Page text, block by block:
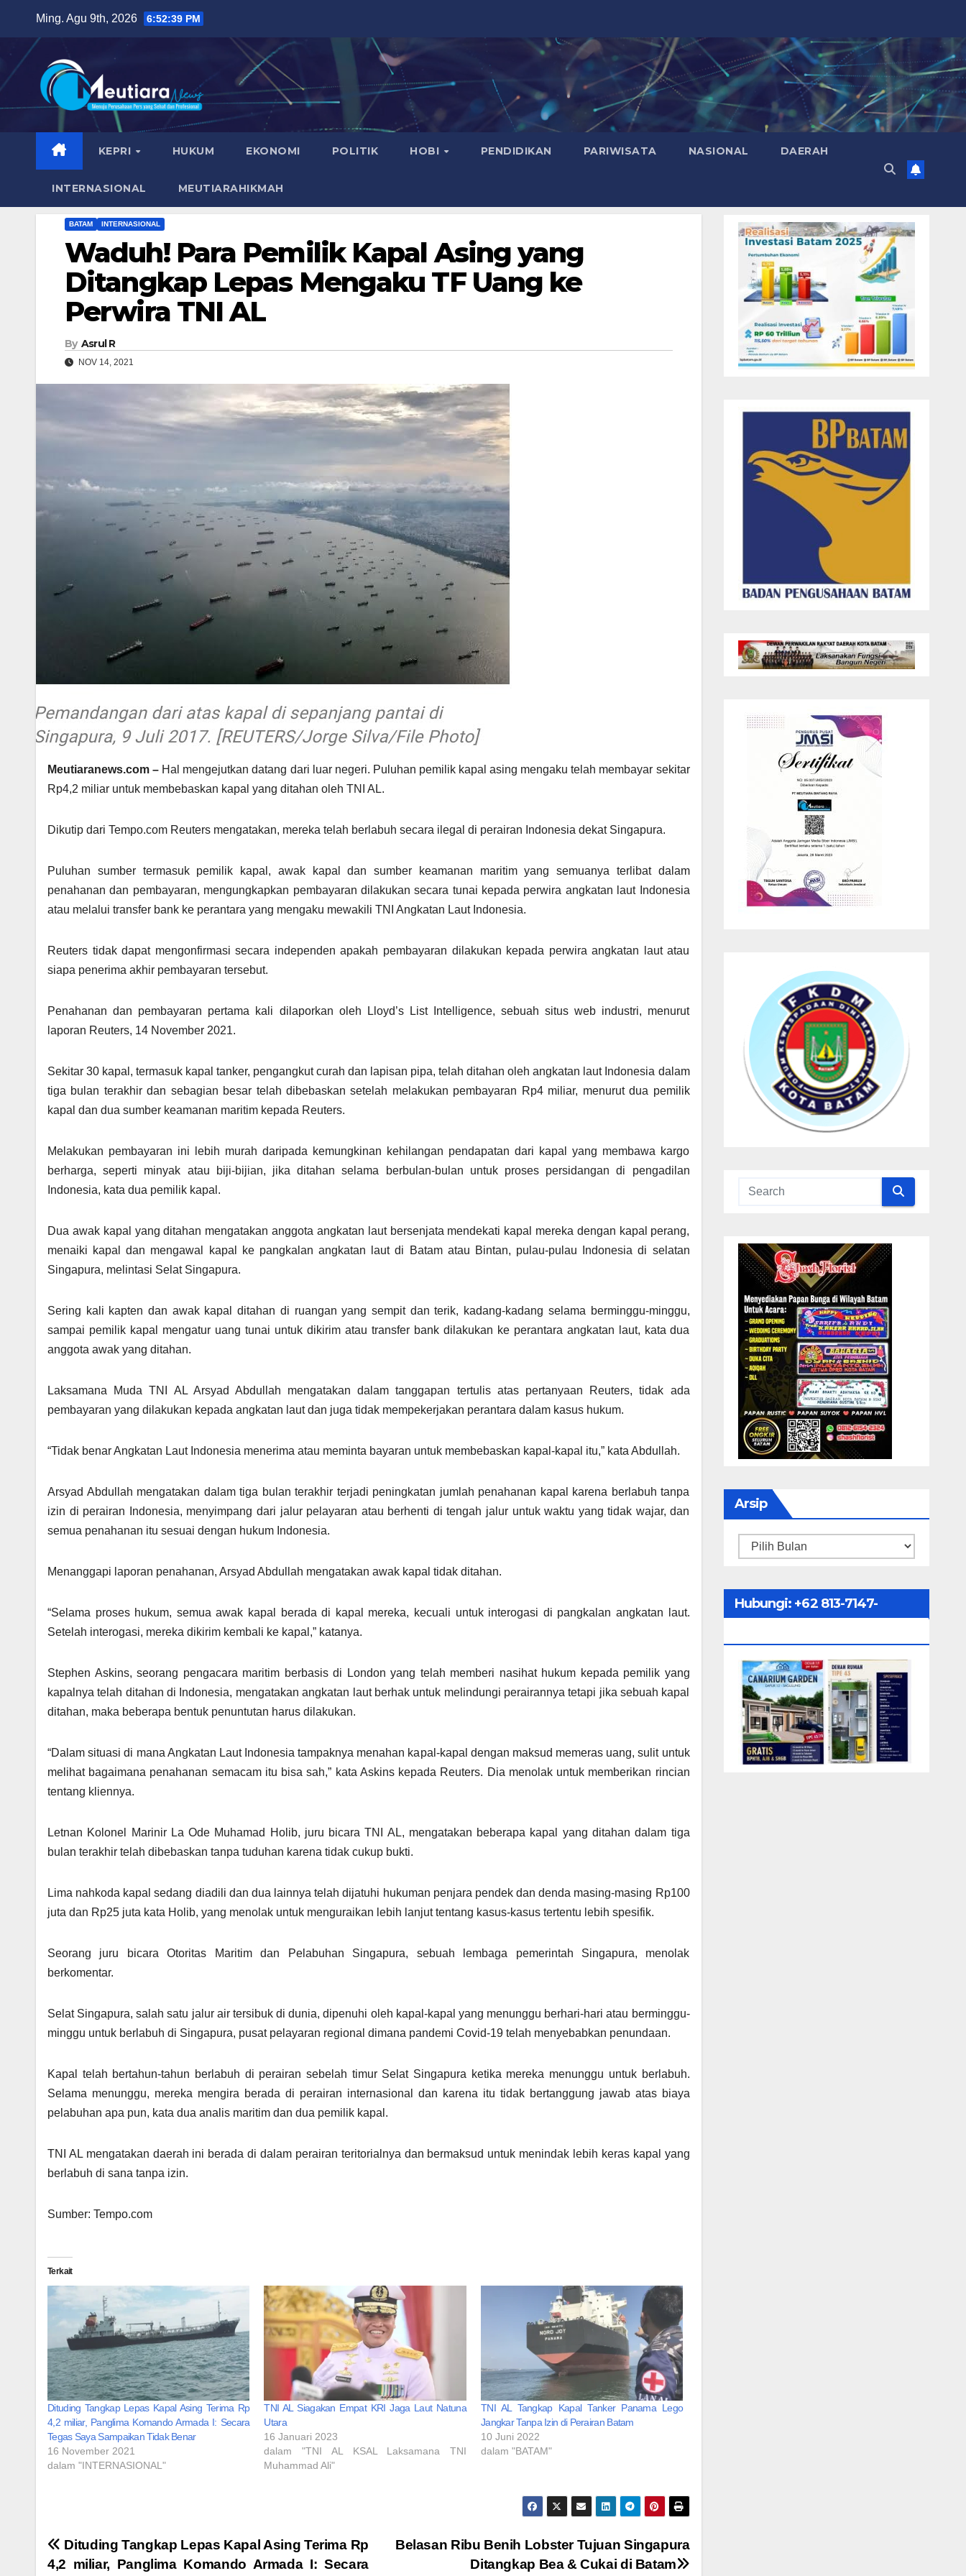
content
Ming. Agu 9th, 2026 6:52:40 PM
KEPRI HUKUM EKONOMI POLITIK HOBI PENDIDIKAN PARIWISATA NASIONAL DAERAH
INTERNASIONAL MEUTIARAHIKMAH
BATAM INTERNASIONAL
Waduh! Para Pemilik Kapal Asing yang
Ditangkap Lepas Mengaku TF Uang ke
Perwira TNI AL
By Asrul R
NOV 14, 2021
Meutiaranews.com – Hal mengejutkan datang dari luar negeri. Puluhan pemilik kapal asing mengaku telah membayar sekitar
Rp4,2 miliar untuk membebaskan kapal yang ditahan oleh TNI AL.
Dikutip dari Tempo.com Reuters mengatakan, mereka telah berlabuh secara ilegal di perairan Indonesia dekat Singapura.
Puluhan sumber termasuk pemilik kapal, awak kapal dan sumber keamanan maritim yang semuanya terlibat dalam
penahanan dan pembayaran, mengungkapkan pembayaran dilakukan secara tunai kepada perwira angkatan laut Indonesia
atau melalui transfer bank ke perantara yang mengaku mewakili TNI Angkatan Laut Indonesia.
Reuters tidak dapat mengonfirmasi secara independen apakah pembayaran dilakukan kepada perwira angkatan laut atau
siapa penerima akhir pembayaran tersebut.
Penahanan dan pembayaran pertama kali dilaporkan oleh Lloyd’s List Intelligence, sebuah situs web industri, menurut
laporan Reuters, 14 November 2021.
Sekitar 30 kapal, termasuk kapal tanker, pengangkut curah dan lapisan pipa, telah ditahan oleh angkatan laut Indonesia dalam
tiga bulan terakhir dan sebagian besar telah dibebaskan setelah melakukan pembayaran Rp4 miliar, menurut dua pemilik
kapal dan dua sumber keamanan maritim kepada Reuters.
Melakukan pembayaran ini lebih murah daripada kemungkinan kehilangan pendapatan dari kapal yang membawa kargo
berharga, seperti minyak atau biji-bijian, jika ditahan selama berbulan-bulan untuk proses persidangan di pengadilan
Indonesia, kata dua pemilik kapal.
Dua awak kapal yang ditahan mengatakan anggota angkatan laut bersenjata mendekati kapal mereka dengan kapal perang,
menaiki kapal dan mengawal kapal ke pangkalan angkatan laut di Batam atau Bintan, pulau-pulau Indonesia di selatan
Singapura, melintasi Selat Singapura.
Sering kali kapten dan awak kapal ditahan di ruangan yang sempit dan terik, kadang-kadang selama berminggu-minggu,
sampai pemilik kapal mengatur uang tunai untuk dikirim atau transfer bank dilakukan ke perantara angkatan laut, kata dua
anggota awak yang ditahan.
Laksamana Muda TNI AL Arsyad Abdullah mengatakan dalam tanggapan tertulis atas pertanyaan Reuters, tidak ada
pembayaran yang dilakukan kepada angkatan laut dan juga tidak mempekerjakan perantara dalam kasus hukum.
“Tidak benar Angkatan Laut Indonesia menerima atau meminta bayaran untuk membebaskan kapal-kapal itu,” kata Abdullah.
Arsyad Abdullah mengatakan dalam tiga bulan terakhir terjadi peningkatan jumlah penahanan kapal karena berlabuh tanpa
izin di perairan Indonesia, menyimpang dari jalur pelayaran atau berhenti di tengah jalur untuk waktu yang tidak wajar, dan
semua penahanan itu sesuai dengan hukum Indonesia.
Menanggapi laporan penahanan, Arsyad Abdullah mengatakan awak kapal tidak ditahan.
“Selama proses hukum, semua awak kapal berada di kapal mereka, kecuali untuk interogasi di pangkalan angkatan laut.
Setelah interogasi, mereka dikirim kembali ke kapal,” katanya.
Stephen Askins, seorang pengacara maritim berbasis di London yang telah memberi nasihat hukum kepada pemilik yang
kapalnya telah ditahan di Indonesia, mengatakan angkatan laut berhak untuk melindungi perairannya tetapi jika sebuah kapal
ditahan, maka beberapa bentuk penuntutan harus dilakukan.
“Dalam situasi di mana Angkatan Laut Indonesia tampaknya menahan kapal-kapal dengan maksud memeras uang, sulit untuk
melihat bagaimana penahanan semacam itu bisa sah,” kata Askins kepada Reuters. Dia menolak untuk memberikan rincian
tentang kliennya.
Letnan Kolonel Marinir La Ode Muhamad Holib, juru bicara TNI AL, mengatakan beberapa kapal yang ditahan dalam tiga
bulan terakhir telah dibebaskan tanpa tuduhan karena tidak cukup bukti.
Lima nahkoda kapal sedang diadili dan dua lainnya telah dijatuhi hukuman penjara pendek dan denda masing-masing Rp100
juta dan Rp25 juta kata Holib, yang menolak untuk menguraikan lebih lanjut tentang kasus-kasus tertentu lebih spesifik.
Seorang juru bicara Otoritas Maritim dan Pelabuhan Singapura, sebuah lembaga pemerintah Singapura, menolak
berkomentar.
Selat Singapura, salah satu jalur air tersibuk di dunia, dipenuhi oleh kapal-kapal yang menunggu berhari-hari atau berminggu-
minggu untuk berlabuh di Singapura, pusat pelayaran regional dimana pandemi Covid-19 telah menyebabkan penundaan.
Kapal telah bertahun-tahun berlabuh di perairan sebelah timur Selat Singapura ketika mereka menunggu untuk berlabuh.
Selama menunggu, mereka mengira berada di perairan internasional dan karena itu tidak bertanggung jawab atas biaya
pelabuhan apa pun, kata dua analis maritim dan dua pemilik kapal.
TNI AL mengatakan daerah ini berada di dalam perairan teritorialnya dan bermaksud untuk menindak lebih keras kapal yang
berlabuh di sana tanpa izin.
Sumber: Tempo.com
Terkait
Dituding Tangkap Lepas Kapal Asing Terima Rp
4,2 miliar, Panglima Komando Armada I: Secara
Tegas Saya Sampaikan Tidak Benar
16 November 2021
dalam "INTERNASIONAL"
TNI AL Siagakan Empat KRI Jaga Laut Natuna
Utara
16 Januari 2023
dalam "TNI AL KSAL Laksamana TNI
Muhammad Ali"
TNI AL Tangkap Kapal Tanker Panama Lego
Jangkar Tanpa Izin di Perairan Batam
10 Juni 2022
dalam "BATAM"
Navigasi
Belasan Ribu Benih Lobster Tujuan Singapura
Ditangkap Bea & Cukai di Batam
Dituding Tangkap Lepas Kapal Asing Terima Rp
4,2 miliar, Panglima Komando Armada I: Secara
Arsip
Arsip
Hubungi: ‪+62 813-7147-